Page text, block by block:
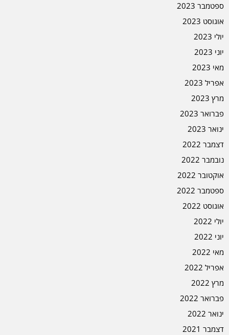
ספטמבר 2023
אוגוסט 2023
יולי 2023
יוני 2023
מאי 2023
אפריל 2023
מרץ 2023
פברואר 2023
ינואר 2023
דצמבר 2022
נובמבר 2022
אוקטובר 2022
ספטמבר 2022
אוגוסט 2022
יולי 2022
יוני 2022
מאי 2022
אפריל 2022
מרץ 2022
פברואר 2022
ינואר 2022
דצמבר 2021